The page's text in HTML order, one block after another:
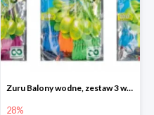
Zuru Balony wodne, zestaw 3 wiązek -28%
28%